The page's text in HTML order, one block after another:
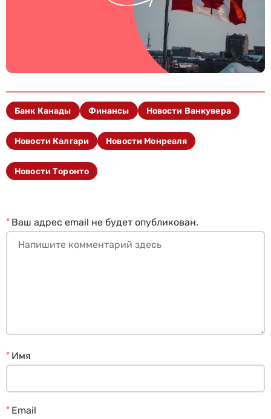
Банк Канады Финансы Новости Ванкувера
Новости Калгари Новости Монреаля
Новости Торонто
Ваш адрес email не будет опубликован.
*
Имя
*
Email
*